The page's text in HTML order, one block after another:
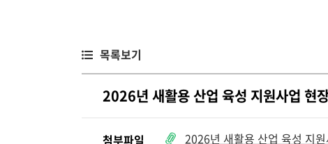
목록보기
2026년 새활용 산업 육성 지원사업 현
첨부파일 2026년 새활용 산업 육성 지